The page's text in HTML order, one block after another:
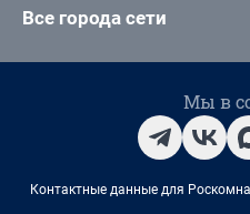
Все города сети
Мы в
Контактные данные для